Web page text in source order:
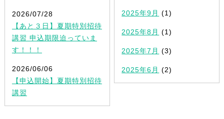
2026/07/28
【あと３日】夏期特別招待
講習 申込期限迫っていま
す！！！
2026/06/06
【申込開始】夏期特別招待
講習
2025年9月 (1)
2025年8月 (1)
2025年7月 (3)
2025年6月 (2)